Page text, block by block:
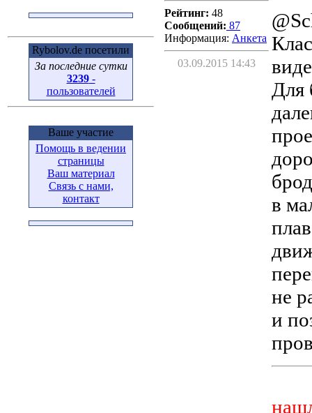
Rybolov.de посетили
За последние сутки
3239-
пользователей
Ваше участие
Помощь в ведении
страницы
Ваш материал
Связь с нами,
контакт
Рейтинг: 48
Сообщений: 87
Информация: Aнкета
03.09.2015 14:43
Для
в
не
и